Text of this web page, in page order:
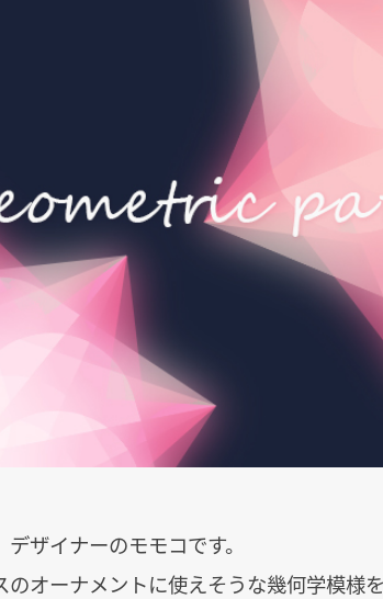
ザイナーのモモコです。
のオーナメントに使えそうな幾何学模様